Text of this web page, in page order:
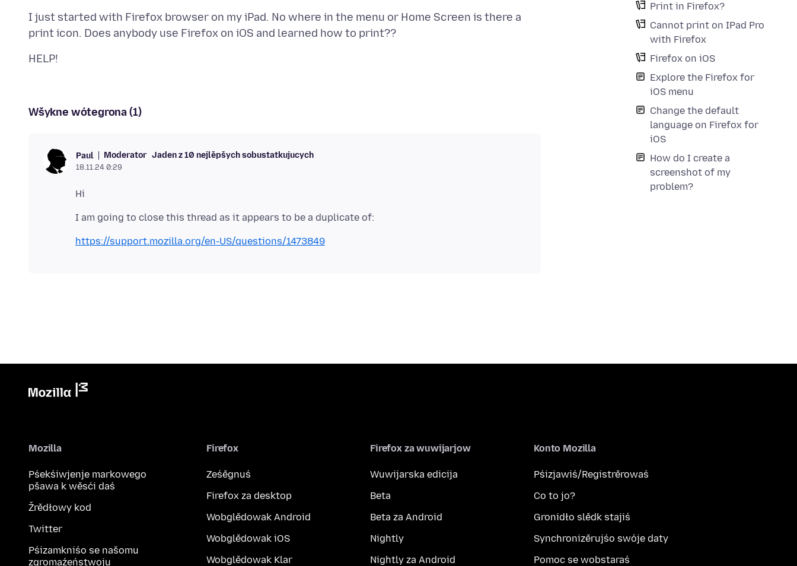
Print in Firefox?
Cannot print on IPad Pro
with Firefox
Firefox on iOS
Explore the Firefox for
iOS menu
Change the default
language on Firefox for
iOS
How do I create a
screenshot of my
problem?
I just started with Firefox browser on my iPad. No where in the menu or Home Screen is there a
Wšykne wótegrona (1)
Paul Moderator Jaden z 10 nejlěpšych sobustatkujucych
18.11.24 0:29
https://support.mozilla.org/en-US/questions/1473849
Mozilla
Pśekśiwjenje markowego
pšawa k wěsći daś
Žrědłowy kod
Twitter
Pśizamkniśo se našomu
zgromaźeństwoju
Firefox
Ześěgnuś
Firefox za desktop
Wobglědowak Android
Wobglědowak iOS
Wobglědowak Klar
Firefox za wuwijarjow
Wuwijarska edicija
Beta
Beta za Android
Nightly
Nightly za Android
Konto Mozilla
Pśizjawiś/Registrěrowaś
Co to jo?
Gronidło slědk stajiś
Synchronizěrujśo swóje daty
Pomoc se wobstaraś